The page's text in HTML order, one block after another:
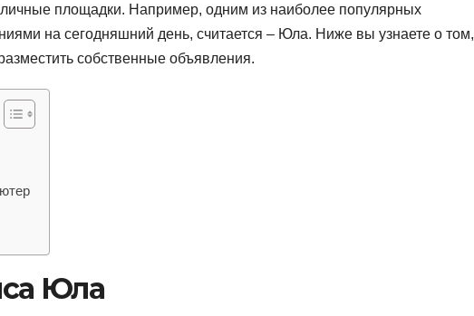
площадки. Например, одним из наиболее популярных
на сегодняшний день, считается – Юла. Ниже вы узнаете о том,
собственные объявления.
Юла